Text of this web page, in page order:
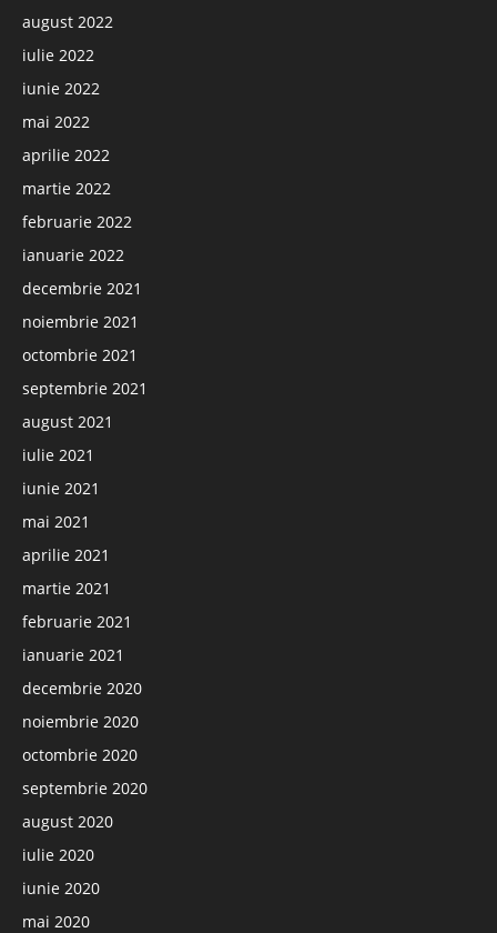
august 2022
iulie 2022
iunie 2022
mai 2022
aprilie 2022
martie 2022
februarie 2022
ianuarie 2022
decembrie 2021
noiembrie 2021
octombrie 2021
septembrie 2021
august 2021
iulie 2021
iunie 2021
mai 2021
aprilie 2021
martie 2021
februarie 2021
ianuarie 2021
decembrie 2020
noiembrie 2020
octombrie 2020
septembrie 2020
august 2020
iulie 2020
iunie 2020
mai 2020